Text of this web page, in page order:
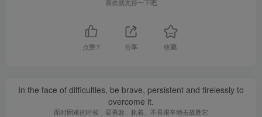
喜欢就支持一下吧
点赞7 分享 收藏
In the face of difficulties, be brave, persistent and tirelessly to
overcome it.
面对困难的时候，要勇敢、执着、不畏艰辛地去战胜它